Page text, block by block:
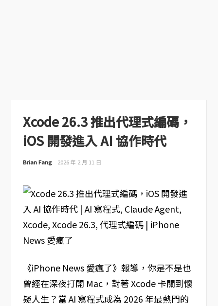
Xcode 26.3 推出代理式編碼，
iOS 開發進入 AI 協作時代
Brian Fang 2026 年 2 月 11 日
《iPhone News 愛瘋了》報導，你是不是也
曾經在深夜打開 Mac，對著 Xcode 卡關到懷
疑人生？當 AI 寫程式成為 2026 年最熱門的